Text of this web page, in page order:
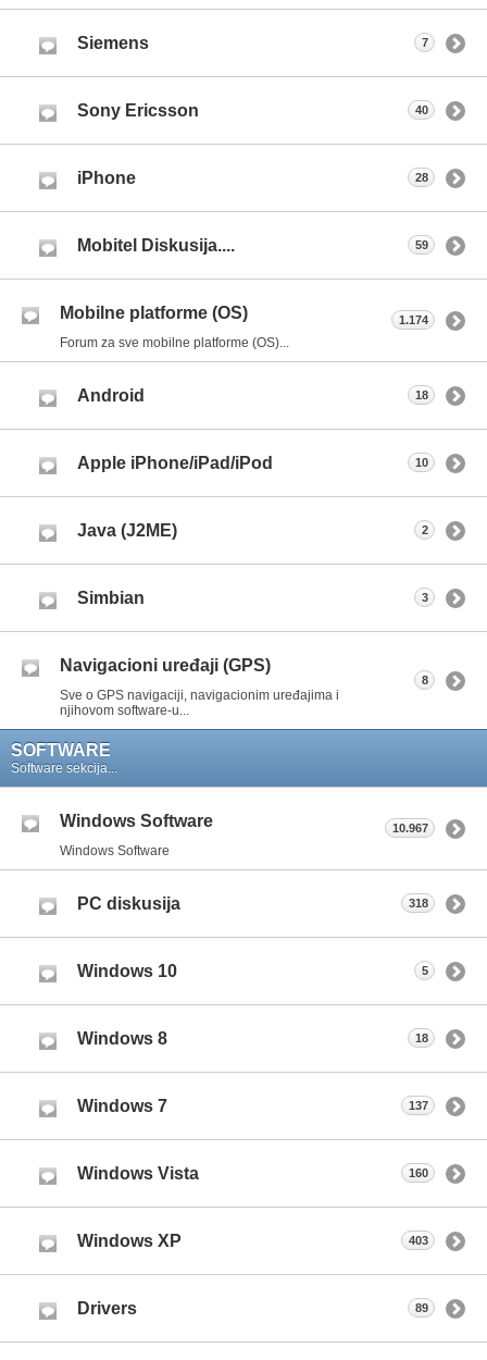
Siemens 7
Sony Ericsson 40
iPhone 28
Mobitel Diskusija.... 59
Mobilne platforme (OS)
Forum za sve mobilne platforme (OS)...
1.174
Android 18
Apple iPhone/iPad/iPod 10
Java (J2ME) 2
Simbian 3
Navigacioni uređaji (GPS)
Sve o GPS navigaciji, navigacionim uređajima i
njihovom software-u...
8
SOFTWARE
Software sekcija...
Windows Software
Windows Software
10.967
PC diskusija 318
Windows 10 5
Windows 8 18
Windows 7 137
Windows Vista 160
Windows XP 403
Drivers 89